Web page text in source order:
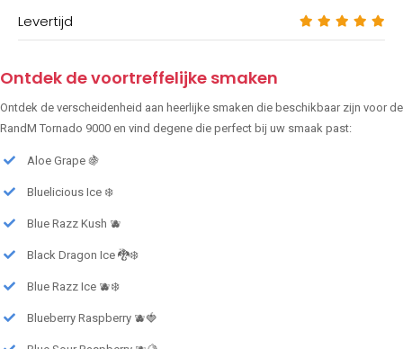
Levertijd
Ontdek de voortreffelijke smaken
Ontdek de verscheidenheid aan heerlijke smaken die beschikbaar zijn voor de
RandM Tornado 9000 en vind degene die perfect bij uw smaak past:
Aloe Grape 🍇
Bluelicious Ice ❄️
Blue Razz Kush 🫐
Black Dragon Ice 🐉❄️
Blue Razz Ice 🫐❄️
Blueberry Raspberry 🫐🍓